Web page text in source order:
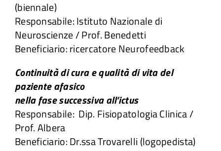
(biennale)
Responsabile: Istituto Nazionale di
Neuroscienze / Prof. Benedetti
Beneficiario: ricercatore Neurofeedback
Continuità di cura e qualità di vita del
paziente afasico
nella fase successiva all’ictus
Responsabile: Dip. Fisiopatologia Clinica /
Prof. Albera
Beneficiario: Dr.ssa Trovarelli (logopedista)